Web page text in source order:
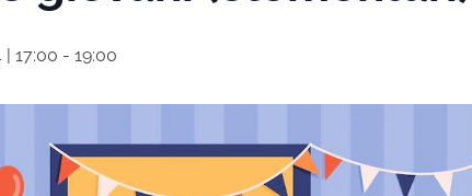
17:00 - 19:00